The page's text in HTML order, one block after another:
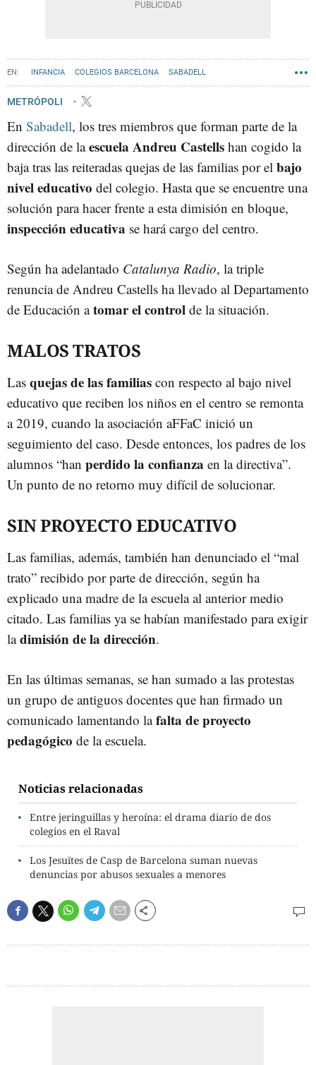
INFANCIA COLEGIOS BARCELONA SABADELL
METRÓPOLI
En Sabadell, los tres miembros que forman parte de la
dirección de laescuela Andreu Castells han cogido la
baja tras las reiteradas quejas de las familias por el bajo
nivel educativo del colegio. Hasta que se encuentre una
solución para hacer frente a esta dimisión en bloque,
inspección educativa se hará cargo del centro.
Según ha adelantado Catalunya Radio, la triple
renuncia de Andreu Castells ha llevado al Departamento
de Educación atomar el control de la situación.
MALOS TRATOS
Las quejas de las familias con respecto al bajo nivel
educativo que reciben los niños en el centro se remonta
a 2019, cuando la asociación aFFaC inició un
seguimiento del caso. Desde entonces, los padres de los
alumnos “han perdido la confianza en la directiva”.
Un punto de no retorno muy difícil de solucionar.
SIN PROYECTO EDUCATIVO
Las familias, además, también han denunciado el “mal
trato” recibido por parte de dirección, según ha
explicado una madre de la escuela al anterior medio
citado. Las familias ya se habían manifestado para exigir
ladimisión de la dirección.
En las últimas semanas, se han sumado a las protestas
un grupo de antiguos docentes que han firmado un
comunicado lamentando lafalta de proyecto
pedagógico de la escuela.
Noticias relacionadas
Entre jeringuillas y heroína: el drama diario de dos
colegios en el Raval
Los Jesuïtes de Casp de Barcelona suman nuevas
denuncias por abusos sexuales a menores